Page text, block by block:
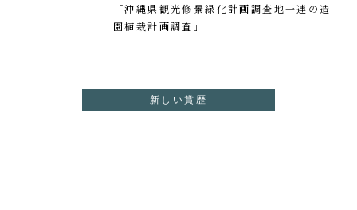
「沖縄県観光修景緑化計画調査地一連の造
園植栽計画調査」
新しい賞歴